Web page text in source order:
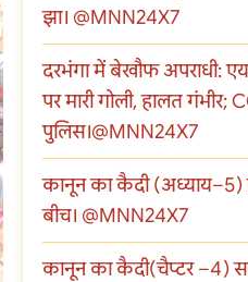
झा। @MNN24X7
दरभंगा में बेखौफ अपराधी:
पर मारी गोली, हालत गंभीर;
पुलिस।@MNN24X7
कानून का कैदी
बीच। @MNN24X7
कानून का कैदी(चैप्टर –4)